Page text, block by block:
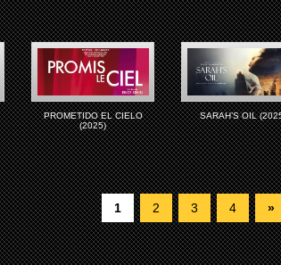
PROMETIDO EL CIELO
(2025)
SARAH’S OIL
1 2 3 4 »